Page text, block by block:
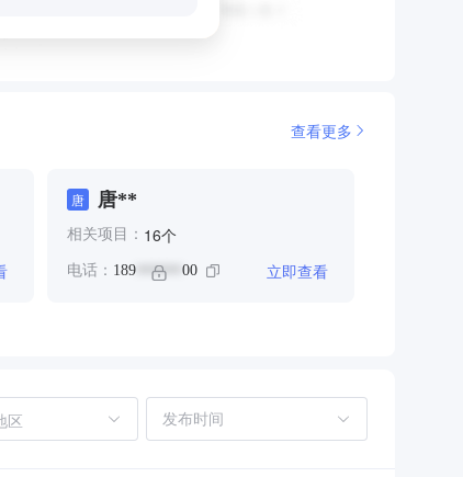
查看更多
唐 唐**
相关项目： 16个
电话： 189****** 00 立即查看
区